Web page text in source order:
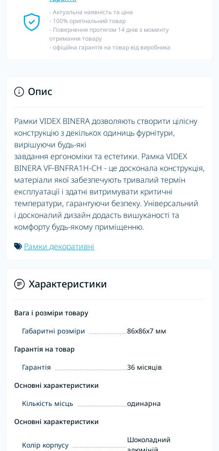
- Актуальна наявність та ціна
- 100% оригінальний товар
- Повернення протягом 14 днів з моменту
отримання товару
- офіційна гарантія на товар від виробника
Опис
Рамки VIDEX BINERA дозволяють створити цілісну
конструкцію з декількох одиниць фурнітури,
вирішуючи будь-які
завдання ергономіки та естетики. Рамка VIDEX
BINERA VF-BNFRA1H-CH - це досконала конструкція,
матеріали якої забезпечують тривалий термін
експлуатації і здатні витримувати критичні
температури, гарантуючи безпеку. Універсальний
і досконалий дизайн додасть вишуканості та
комфорту будь-якому приміщенню.
Рамки декоративні
Характеристики
Вага і розміри товару
Габаритні розміри
86х86х7 мм
Гарантія на товар
Гарантія
36 місяців
Основні характеристики
Кількість місць
одинарна
Основні характеристики
Колір корпусу
Шоколадний